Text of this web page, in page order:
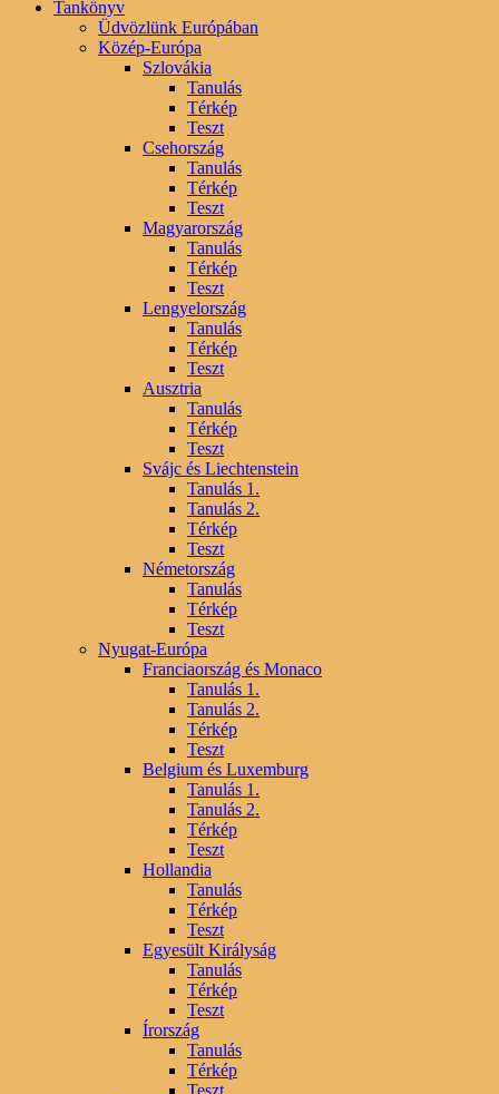
Tankönyv
Üdvözlünk Európában
Közép-Európa
Szlovákia
Tanulás
Térkép
Teszt
Csehország
Tanulás
Térkép
Teszt
Magyarország
Tanulás
Térkép
Teszt
Lengyelország
Tanulás
Térkép
Teszt
Ausztria
Tanulás
Térkép
Teszt
Svájc és Liechtenstein
Tanulás 1.
Tanulás 2.
Térkép
Teszt
Németország
Tanulás
Térkép
Teszt
Nyugat-Európa
Franciaország és Monaco
Tanulás 1.
Tanulás 2.
Térkép
Teszt
Belgium és Luxemburg
Tanulás 1.
Tanulás 2.
Térkép
Teszt
Hollandia
Tanulás
Térkép
Teszt
Egyesült Királyság
Tanulás
Térkép
Teszt
Írország
Tanulás
Térkép
Teszt